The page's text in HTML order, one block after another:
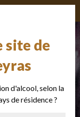
site de
d'alcool, selon la
de résidence ?